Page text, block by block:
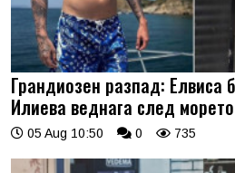
Грандиозен разпад: Елвиса
Илиева веднага след морето
05 Aug 10:50 0 735